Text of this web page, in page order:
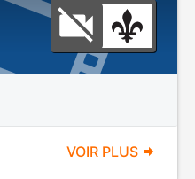
VOIR PLUS